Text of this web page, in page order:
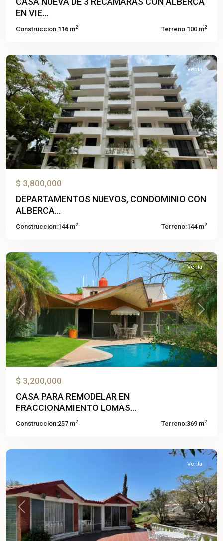
EN VIE...
Construccion:116 m2 Terreno:100 m2
Cantarranas,
Previous Next
Venta
$ 3,800,000
DEPARTAMENTOS NUEVOS, CONDOMINIO CON
ALBERCA...
Construccion:144 m2 Terreno:144 m2
Analco ,
Previous Next
Venta
$ 3,200,000
CASA PARA REMODELAR EN
FRACCIONAMIENTO LOMAS...
Construccion:257 m2 Terreno:369 m2
El
Texcal,
Previous Next
Venta